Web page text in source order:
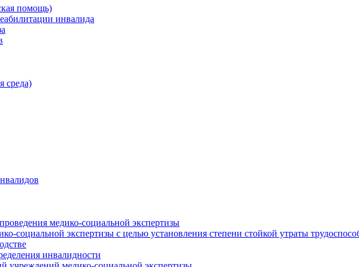
помощь)
инвалида
среда)
медико-социальной экспертизы
социальной экспертизы с целью установления степени стойкой утраты
инвалидности